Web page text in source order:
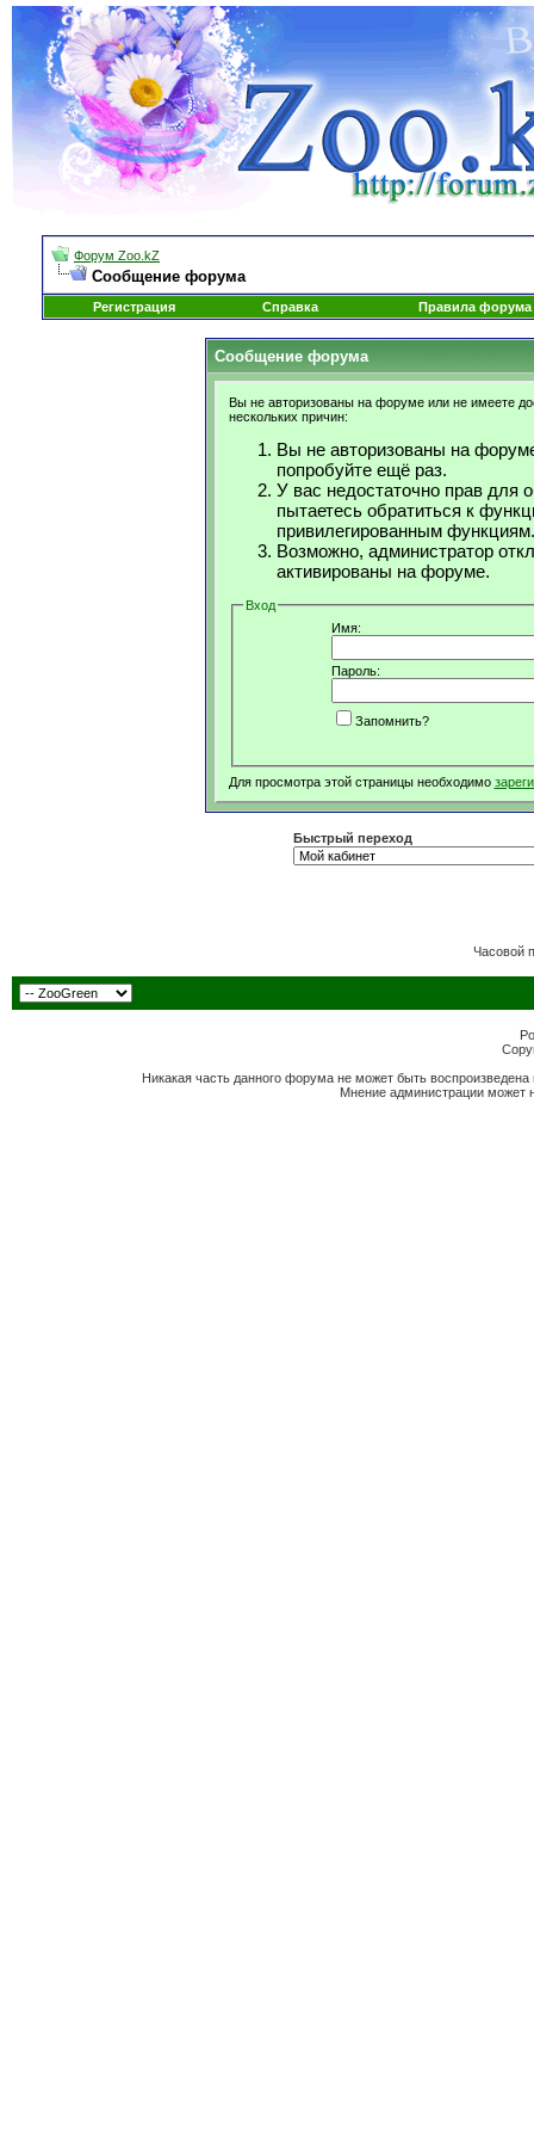
Форум Zoo.kZ
Сообщение форума
Регистрация Справка Правила форума
Сообщение форума
Вы не авторизованы на форуме или не имеете
нескольких причин:
Вы не авторизованы на
попробуйте ещё раз.
У вас недостаточно прав для
пытаетесь обратиться к
привилегированным функциям.
Возможно, администратор
активированы на форуме.
Вход
Имя:
Пароль:
Запомнить?
Для просмотра этой страницы необходимо
Быстрый переход
Часовой
Никакая часть данного форума не может быть
Мнение администрации может